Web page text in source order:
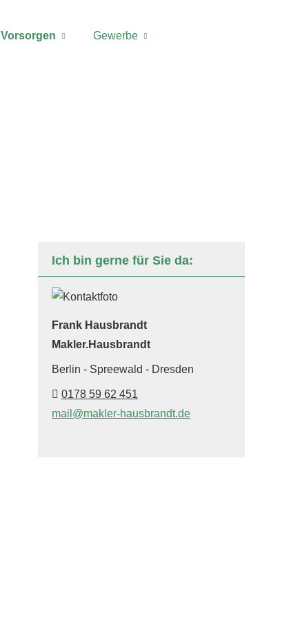
Vorsorgen Gewerbe
Ich bin gerne für Sie da:
Frank Hausbrandt
Makler.Hausbrandt
Berlin - Spreewald - Dresden
0178 59 62 451
mail@makler-hausbrandt.de